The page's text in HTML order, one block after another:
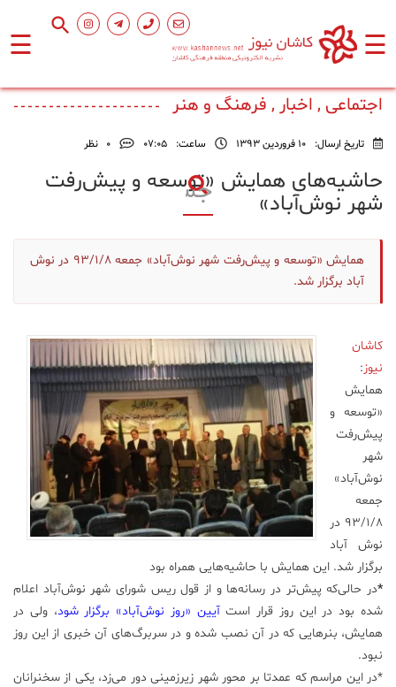
☰ ☰
اصلی
فرهنگ
هنر
ورزشی
محیط
زیست
علم
و
فناوری
عکس
پادکست
مجله
فرهنگی
و
هنری
اجتماعی , اخبار , فرهنگ و هنر
تاریخ ارسال: 10 فروردین 1393 ساعت: ۰۷:۰۵ 0 نظر
حاشیه‌های همایش «توسعه و پیش‌رفت
شهر نوش‌آباد»
همایش «توسعه و پیش‌رفت شهر نوش‌آباد» جمعه ۹۳/۱/۸ در نوش
آباد برگزار شد.
کاشان
نیوز :
همایش
«توسعه و
پیش‌رفت
شهر
نوش‌آباد»
جمعه
۹۳/۱/۸ در
نوش آباد
برگزار شد. این همایش با حاشیه‌هایی همراه بود
*در حالی‌که پیش‌تر در رسانه‌ها و از قول ریس شورای شهر نوش‌آباد اعلام
شده بود در این روز قرار استآیین «روز نوش‌آباد» برگزار شود، ولی در
همایش، بنرهایی که در آن نصب شده و در سربرگ‌های آن خبری از این روز
نبود.
*در این مراسم که عمدتا بر محور شهر زیرزمینی دور می‌زد، یکی از سخنرانان